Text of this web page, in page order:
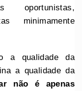
oportunistas,
minimamente
a qualidade da
a qualidade da
não é apenas